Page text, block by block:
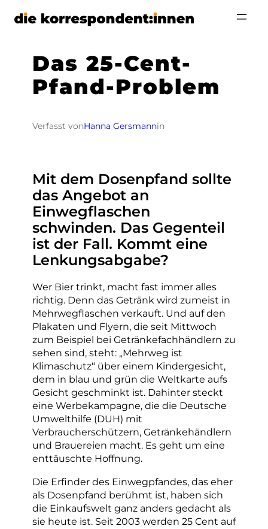
Zum
Das 25-Cent-
Pfand-Problem
Verfasst vonHanna Gersmannin
Mit dem Dosenpfand sollte
das Angebot an
Einwegflaschen
schwinden. Das Gegenteil
ist der Fall. Kommt eine
Lenkungsabgabe?
Wer Bier trinkt, macht fast immer alles
richtig. Denn das Getränk wird zumeist in
Mehrwegflaschen verkauft. Und auf den
Plakaten und Flyern, die seit Mittwoch
zum Beispiel bei Getränkefachhändlern zu
sehen sind, steht: „Mehrweg ist
Klimaschutz“ über einem Kindergesicht,
dem in blau und grün die Weltkarte aufs
Gesicht geschminkt ist. Dahinter steckt
eine Werbekampagne, die die Deutsche
Umwelthilfe (DUH) mit
Verbraucherschützern, Getränkehändlern
und Brauereien macht. Es geht um eine
enttäuschte Hoffnung.
Die Erfinder des Einwegpfandes, das eher
als Dosenpfand berühmt ist, haben sich
die Einkaufswelt ganz anders gedacht als
sie heute ist. Seit 2003 werden 25 Cent auf